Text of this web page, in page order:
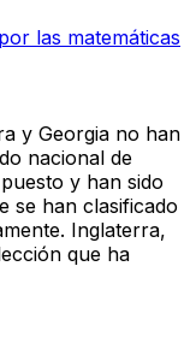
las matemáticas
y Georgia no han
nacional de
y han sido
se han clasificado
Inglaterra,
que ha